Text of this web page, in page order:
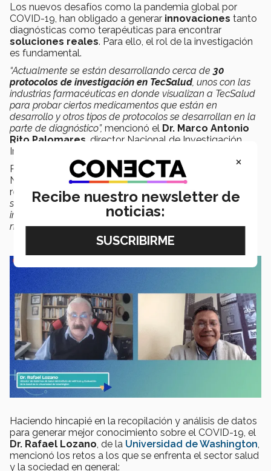
Los nuevos desafíos como la pandemia global por
COVID-19, han obligado a generar innovaciones tanto
diagnósticas como terapéuticas para encontrar
soluciones reales. Para ello, el rol de la investigación
es fundamental.
“Actualmente se están desarrollando cerca de 30
protocolos de investigación en TecSalud, unos con las
industrias farmacéuticas en donde visualizan a TecSalud
para probar ciertos medicamentos que están en
desarrollo y otros tipos de protocolos se desarrollan en la
parte de diagnóstico”, mencionó el Dr. Marco Antonio
Rito Palomares , director Nacional de Investigación,
Innovación y Emprendimiento de TecSalud.
Por su parte, el Dr. Servando Cardona
Nacional de Investigación Clínica de TecSalud, hizo
referencia a que “cuando quieres transformar un sistema,
se necesita gente comprometida con él y que tenga un
impacto, no solamente hacia dentro, sino un impacto
nacional y en el mundo para tratar demejorar la salud
Haciendo hincapié en la recopilación y análisis de datos
para generar mejor conocimiento sobre el COVID-19, el
Dr. Rafael Lozano, de la Universidad de Washington,
mencionó los retos a los que se enfrenta el sector salud
y la sociedad en general:
×
Recibe nuestro newsletter de
noticias: